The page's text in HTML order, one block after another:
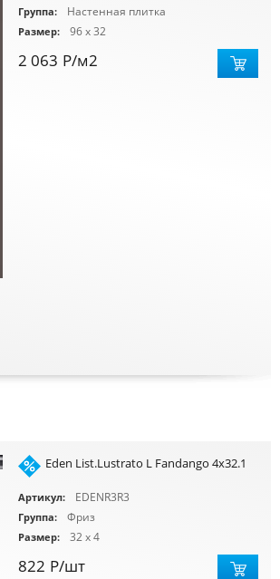
Группа: Настенная плитка
Размер: 96 x 32
2 063 Р/м2
Eden List.Lustrato L Fandango 4x32.1
Артикул: EDENR3R3
Группа: Фриз
Размер: 32 x 4
822 Р/шт